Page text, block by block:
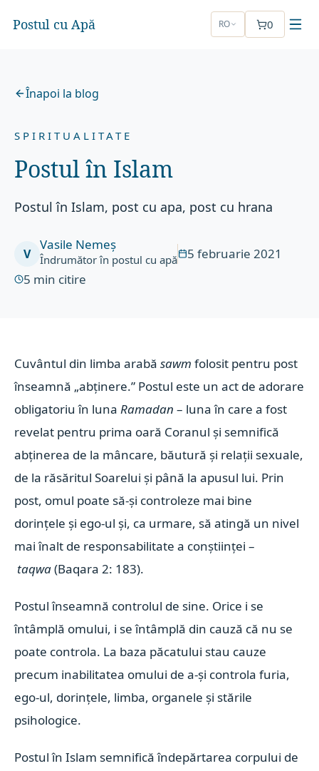
Postul cu Apă RO 0
Înapoi la blog
SPIRITUALITATE
Postul în Islam
Postul în Islam, post cu apa, post cu hrana
V
Vasile Nemeș
Îndrumător în postul cu apă
5 februarie 2021
5 min citire
Cuvântul din limba arabăsawm folosit pentru post
înseamnă „abținere.” Postul este un act de adorare
obligatoriu în lunaRamadan – luna în care a fost
revelat pentru prima oară Coranul și semnifică
abținerea de la mâncare, băutură și relații sexuale,
de la răsăritul Soarelui și până la apusul lui. Prin
post, omul poate să-și controleze mai bine
dorințele și ego-ul și, ca urmare, să atingă un nivel
mai înalt de responsabilitate a conștiinței –
taqwa(Baqara 2: 183).
Postul înseamnă controlul de sine. Orice i se
întâmplă omului, i se întâmplă din cauză că nu se
poate controla. La baza păcatului stau cauze
precum inabilitatea omului de a-și controla furia,
ego-ul, dorințele, limba, organele și stările
psihologice.
Postul în Islam semnifică îndepărtarea corpului de